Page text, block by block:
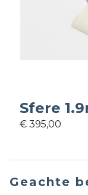
Sfere
€ 395,00
Geachte